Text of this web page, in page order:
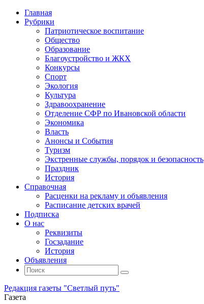
Главная
Рубрики
Патриотическое воспитание
Общество
Образование
Благоустройство и ЖКХ
Конкурсы
Спорт
Экология
Культура
Здравоохранение
Отделение СФР по Ивановской области
Экономика
Власть
Анонсы и События
Туризм
Экстренные службы, порядок и безопасность
Праздник
История
Справочная
Расценки на рекламу и объявления
Расписание детских врачей
Подписка
О нас
Реквизиты
Госзадание
История
Объявления
Поиск
Искать:
Поиск
Редакция газеты "Светлый путь"
Газета